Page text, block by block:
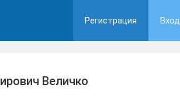
Регистрация Вход
Величко